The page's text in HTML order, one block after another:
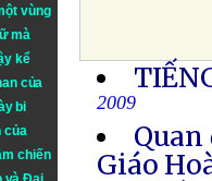
vùng
mà
kể
của
bi
của
chiến
2009
Giáo